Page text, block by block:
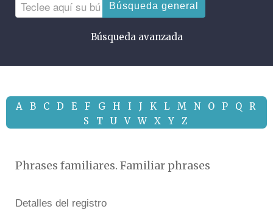
Búsqueda general
Búsqueda avanzada
A B C D E F G H I J K L M N O P Q
R
S
T U V W X Y Z
Phrases familiares. Familiar phrases
Detalles del registro